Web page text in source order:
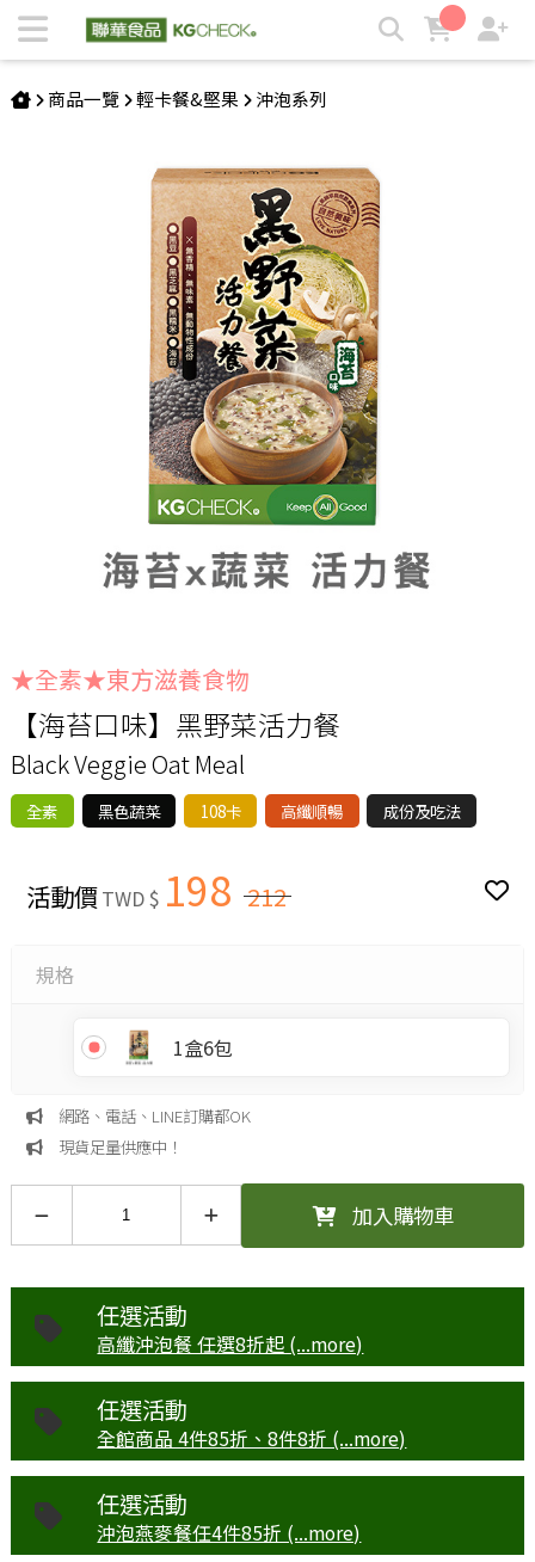
【海苔口味】黑野菜活力餐 | KGCHECK聯華食品生醫研究室
商品一覽 輕卡餐&堅果 沖泡系列
★全素★東方滋養食物
【海苔口味】黑野菜活力餐
Black Veggie Oat Meal
全素 黑色蔬菜 108卡 高纖順暢 成份及吃法
活動價TWD $ 198 212
規格
1盒6包
網路、電話、LINE訂購都OK
現貨足量供應中！
加入購物車
任選活動
高纖沖泡餐 任選8折起 (...more)
任選活動
全館商品 4件85折、8件8折 (...more)
任選活動
沖泡燕麥餐任4件85折 (...more)